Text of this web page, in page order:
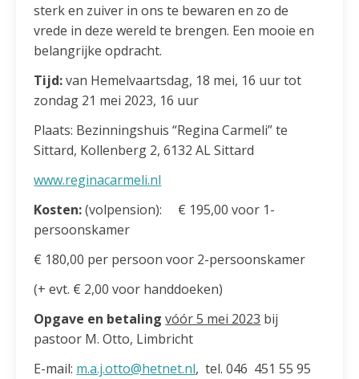
sterk en zuiver in ons te bewaren en zo de
vrede in deze wereld te brengen. Een mooie en
belangrijke opdracht.
Tijd:van Hemelvaartsdag, 18 mei, 16 uur tot
zondag 21 mei 2023, 16 uur
Plaats: Bezinningshuis “Regina Carmeli” te
Sittard, Kollenberg 2, 6132 AL Sittard
www.reginacarmeli.nl
Kosten:(volpension): € 195,00 voor 1-
persoonskamer
€ 180,00 per persoon voor 2-persoonskamer
(+ evt. € 2,00 voor handdoeken)
Opgave en betaling vóór 5 mei 2023 bij
pastoor M. Otto, Limbricht
E-mail: m.a.j.otto@hetnet.nl, tel. 046 451 55 95